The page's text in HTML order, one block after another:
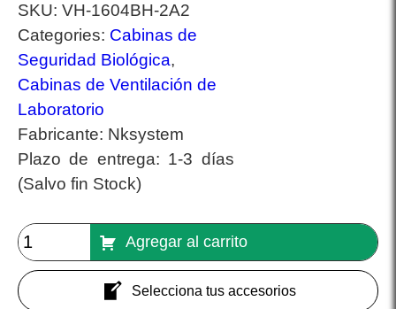
SKU: VH-1604BH-2A2
Categories: Cabinas de
Seguridad Biológica,
Cabinas de Ventilación de
Laboratorio
Fabricante: Nksystem
Plazo de entrega: 1-3 días
(Salvo fin Stock)
Agregar al carrito
Selecciona tus accesorios